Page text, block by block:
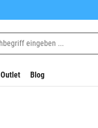
Outlet Blog